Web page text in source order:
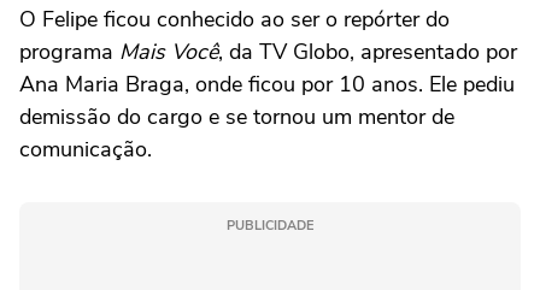
O Felipe ficou conhecido ao ser o repórter do
programa Mais Você, da TV Globo, apresentado por
Ana Maria Braga, onde ficou por 10 anos. Ele pediu
demissão do cargo e se tornou um mentor de
comunicação.
PUBLICIDADE